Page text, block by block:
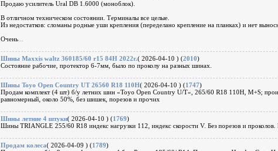
Продаю усилитель Ural DB 1.6000 (моноблок).
В отличном техническом состоянии. Терминалы все целые.
Из недостатков: сломаны родные уши крепления (переделано крепление на планках) и нет
Очень
Шины Maxxis waltz 360185/60 r15 84H 2022г.( 2026-04-10 ) (2010)
Состояние рабочие, протектор 6-7мм, было по проколу на разных шинах.
Шины Toyo Open Country UT 26560 R18 110H( 2026-04-10 ) (1747)
Продам комплект (4 шт) б/у летних шин «Toyo Open Country U/T», 265/60 R18 110Н, М+S;
равномерный, около 50%, без шишек, порезов и прочих
Шины летние 4 штуки( 2026-04-10 ) (1769)
Шины TRIANGLE 255/60 R18 индекс нагрузки 112, индекс скорости V. Без порезов и
Продам колеса( 2026-04-09 ) (1789)